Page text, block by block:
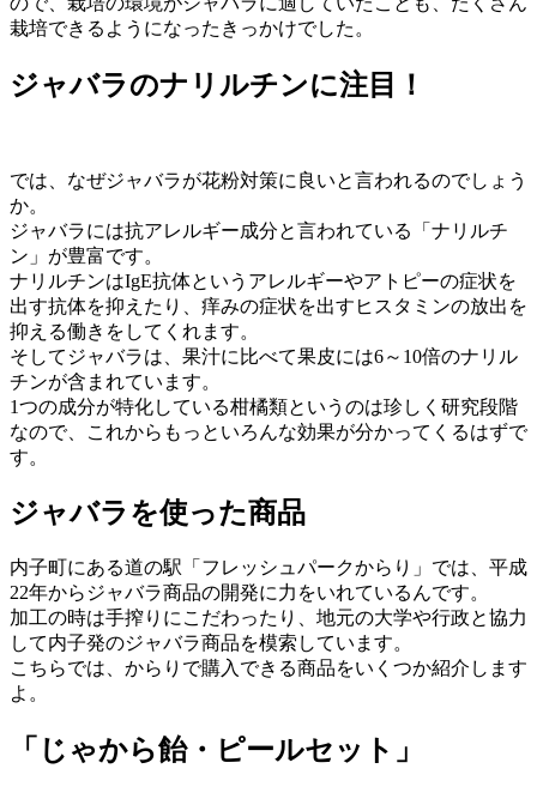
栽培できるようになったきっかけでした。
ジャバラのナリルチンに注目！
では、なぜジャバラが花粉対策に良いと言われるのでしょう
か。
ジャバラには抗アレルギー成分と言われている「ナリルチ
ン」が豊富です。
ナリルチンはIgE抗体というアレルギーやアトピーの症状を
出す抗体を抑えたり、痒みの症状を出すヒスタミンの放出を
抑える働きをしてくれます。
そしてジャバラは、果汁に比べて果皮には6～10倍のナリル
チンが含まれています。
1つの成分が特化している柑橘類というのは珍しく研究段階
なので、これからもっといろんな効果が分かってくるはずで
す。
ジャバラを使った商品
内子町にある道の駅「フレッシュパークからり」では、平成
22年からジャバラ商品の開発に力をいれているんです。
加工の時は手搾りにこだわったり、地元の大学や行政と協力
して内子発のジャバラ商品を模索しています。
こちらでは、からりで購入できる商品をいくつか紹介します
よ。
「じゃから飴・ピールセット」